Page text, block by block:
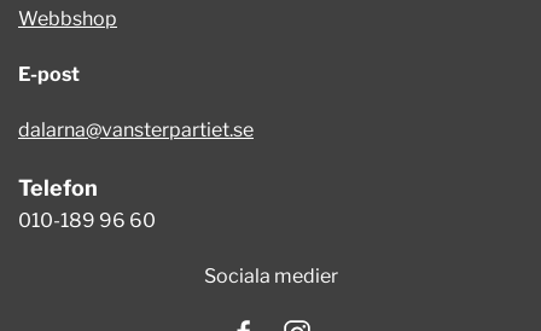
Webbshop
E-post
dalarna@vansterpartiet.se
Telefon
010-189 96 60
Sociala medier